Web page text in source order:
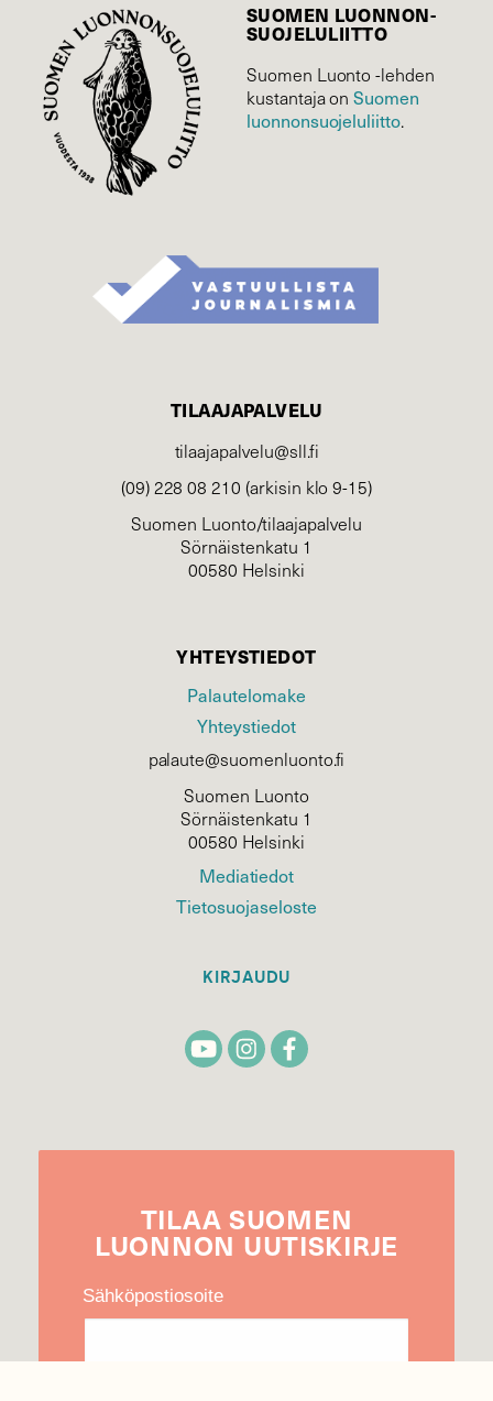
SUOMEN LUONNON­
SUOJELU­LIITTO
Suomen Luonto -lehden
kustantaja onSuomen
luonnonsuojelu­liitto.
TILAAJAPALVELU
tilaajapalvelu@sll.fi
(09) 228 08 210 (arkisin klo 9-15)
Suomen Luonto/tilaajapalvelu
Sörnäistenkatu 1
00580 Helsinki
YHTEYSTIEDOT
Palautelomake
Yhteystiedot
palaute@suomenluonto.fi
Suomen Luonto
Sörnäistenkatu 1
00580 Helsinki
Mediatiedot
Tietosuojaseloste
KIRJAUDU
TILAA SUOMEN
LUONNON UUTIS­KIRJE
Sähköpostiosoite